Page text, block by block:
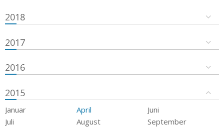
2018
2017
2016
2015
Januar April
Juni
Juli
August
September